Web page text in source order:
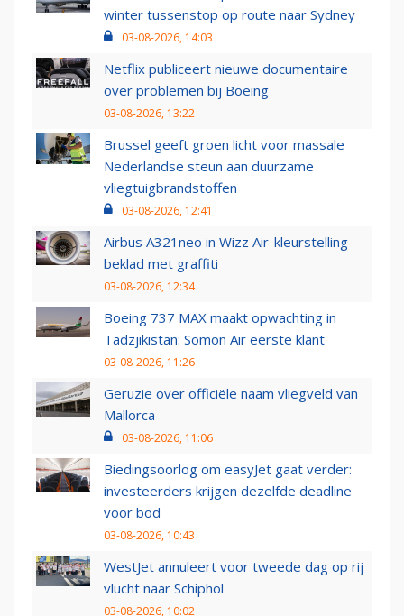
winter tussenstop op route naar Sydney
03-08-2026, 14:03
Netflix publiceert nieuwe documentaire
over problemen bij Boeing
03-08-2026, 13:22
Brussel geeft groen licht voor massale
Nederlandse steun aan duurzame
vliegtuigbrandstoffen
03-08-2026, 12:41
Airbus A321neo in Wizz Air-kleurstelling
beklad met graffiti
03-08-2026, 12:34
Boeing 737 MAX maakt opwachting in
Tadzjikistan: Somon Air eerste klant
03-08-2026, 11:26
Geruzie over officiële naam vliegveld van
Mallorca
03-08-2026, 11:06
Biedingsoorlog om easyJet gaat verder:
investeerders krijgen dezelfde deadline
voor bod
03-08-2026, 10:43
WestJet annuleert voor tweede dag op rij
vlucht naar Schiphol
03-08-2026, 10:02